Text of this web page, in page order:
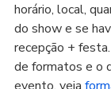
horário, local,
do show e se
recepção +
de formatos e o